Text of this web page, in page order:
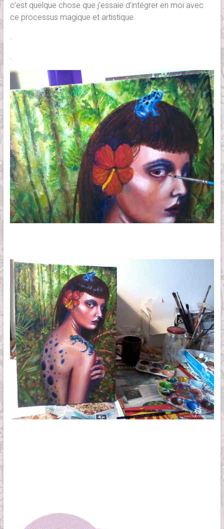
c’est quelque chose que j’essaie d’intégrer en moi avec
ce processus magique et artistique.